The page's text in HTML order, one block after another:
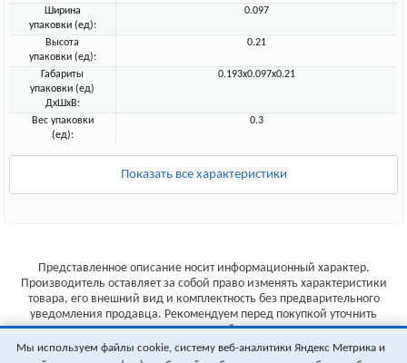
Ширина
упаковки (ед):
0.097
Высота
упаковки (ед):
0.21
Габариты
упаковки (ед)
ДхШхВ:
0.193x0.097x0.21
Вес упаковки
(ед):
0.3
Показать все характеристики
Представленное описание носит информационный характер.
Производитель оставляет за собой право изменять характеристики
товара, его внешний вид и комплектность без предварительного
уведомления продавца. Рекомендуем перед покупкой уточнить
характеристики товара на сайте производителя.
Указанные цены не являются публичной офертой (ст.435 ГК РФ).
Мы используем файлы cookie, систему веб-аналитики Яндекс Метрика и